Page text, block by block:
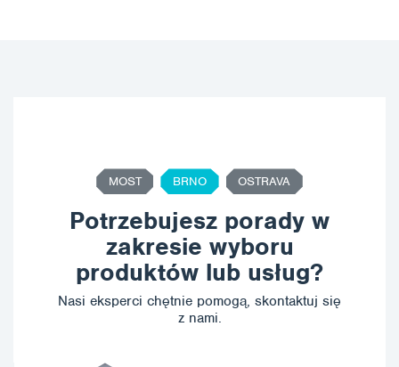
MOST BRNO OSTRAVA
Potrzebujesz porady w
zakresie wyboru
produktów lub usług?
Nasi eksperci chętnie pomogą, skontaktuj się
z nami.